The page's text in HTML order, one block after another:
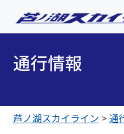
通行情報
芦ノ湖スカイライン >通